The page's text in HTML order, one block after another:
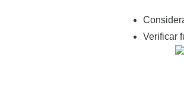
Verificar